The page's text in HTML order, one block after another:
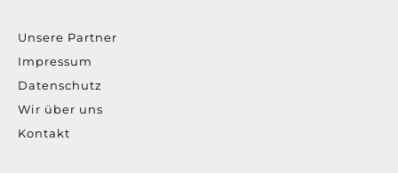
Unsere Partner
Impressum
Datenschutz
Wir über uns
Kontakt